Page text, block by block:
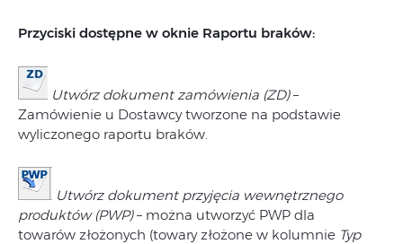
Przyciski dostępne w oknie Raportu braków:
Utwórz dokument zamówienia (ZD)–
Zamówienie u Dostawcy tworzone na podstawie
wyliczonego raportu braków.
Utwórz dokument przyjęcia wewnętrznego
produktów (PWP)– można utworzyć PWP dla
towarów złożonych (towary złożone w kolumnie Typ